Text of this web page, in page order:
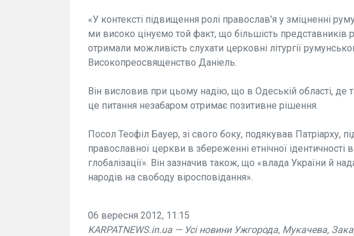
«У контексті підвищення ролі православ'я у зміцненні
ми високо цінуємо той факт, що більшість представників
отримали можливість слухати церковні літургії
Високопреосвященство Даніель.
Він висловив при цьому надію, що в Одеській області, де
це питання незабаром отримає позитивне рішення.
Посол Теофіл Бауер, зі свого боку, подякував Патріарху,
православної церкви в збереженні етнічної ідентичності в
глобалізації». Він зазначив також, що «влада України й
народів на свободу віросповідання».
06 вересня 2012, 11:15
KARPATNEWS.in.ua — Усі новини Ужгорода, Мукачева,